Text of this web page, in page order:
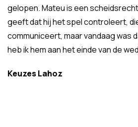
gelopen. Mateu is een
geeft dat hij het spel controleert,
communiceert, maar vandaag was
heb ik hem aan het einde van de
Keuzes Lahoz